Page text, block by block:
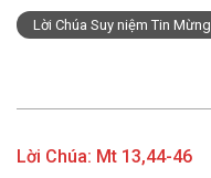
Lời Chúa Suy niệm Tin Mừng
Lời Chúa: Mt 13,44-46